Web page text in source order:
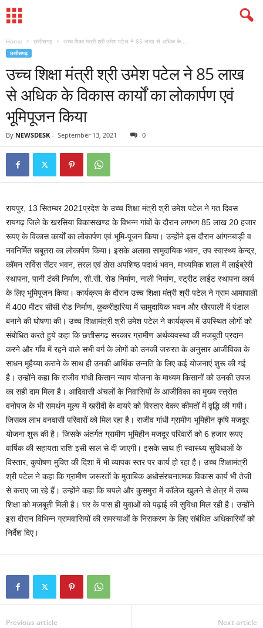
Home छत्तीसगढ़ उच्च शिक्षा मंत्री श्री उमेश पटेल ने 85 लाख से अधिक के...
छत्तीसगढ़
उच्च शिक्षा मंत्री श्री उमेश पटेल ने 85 लाख
से अधिक के विकास कार्याें का लोकार्पण एवं
भूमिपूजन किया
By NEWSDESK - September 13, 2021 0
रायपुर, 13 सितम्बर 2021प्रदेश के उच्च शिक्षा मंत्री श्री उमेश पटेल ने गत दिवस
रायगढ़ जिले के खरसिया विकासखण्ड के विभन्न गांवों के दौरान लगभग 85 लाख 20 हजार
रूपए के विकास कार्याें का लोकार्पण एवं भूमि-पूजन किया। उन्होंने इस दौरान आंगनबाड़ी व
नवनिर्मित चबूतरा का लोकार्पण किया। इसके अलावा सामुदायिक भवन, उप स्वास्थ्य केन्द्र,
कॉमन सर्विस सेंटर भवन, तरल एवं ठोस अपशिष्ठ पदार्थ भवन, माध्यमिक शाला में लाईब्रेरी
स्थापना, पानी टंकी निर्माण, सी.सी. रोड निर्माण, नाली निर्माण, स्ट्रीट लाईट स्थापना कार्य
के लिए भूमिपूजन किया। कार्यक्रम के दौरान उच्च शिक्षा मंत्री श्री पटेल ने ग्राम आमापाली
में 400 मीटर सीसी रोड निर्माण, कुकरीझरिया में सामुदायिक भवन और खैरपाली में पंडाल
बनाने की घोषणा की। उच्च शिक्षामंत्री श्री उमेश पटेल ने कार्यक्रम में उपस्थित लोगों को
संबोधित करते हुये कहा कि छत्तीसगढ़ सरकार ग्रामीण अर्थव्यवस्था की मजबूती प्रदान
करने और गाँव में रहने वाले सभी वर्ग के लोगों को उनकी जरुरत के अनुसार आजीविका के
साधन मुहैय्या कराने के साथ ही उनकी आर्थिक उन्नति के लिए कई योजनाएं शुरू की गई
है। उन्होंने कहा कि राजीव गांधी किसान न्याय योजना के माध्यम किसानों को उनकी उपज
का सही दाम मिला है। आदिवासी अंचलों के निवासियों के आजीविका का मुख्य स्त्रोत
वनोपज के भी समर्थन मूल्य में खरीदी के दायरे को विस्तार देकर कीमतों में वृद्धि की गयी।
जिसका लाभ वनवासी परिवारों को मिल रहा है। राजीव गांधी ग्रामीण भूमिहीन कृषि मजदूर
योजना शुरू की है। जिसके अंतर्गत ग्रामीण भूमिहीन मजदूर परिवारों को 6 हजार रूपए
वार्षिक की सहायता राशि इसी साल से दी जाएगी। इसके साथ ही स्वास्थ्य सुविधाओं के
विस्तार, कुपोषण मुक्ति की दिशा में भी व्यापक स्तर पर कार्य हो रहा है। उच्च शिक्षामंत्री
श्री पटेल ने कहा कि ग्रामीण जरूरतों के मुताबिक अधोसंरचनात्मक विकास कार्य भी तेजी
से कराए जा रहे हैं। उन्होंने कहा कि चपले और कुसमुरा में कॉलेज खुलने से क्षेत्र में उच्च
शिक्षा को मजबूती मिली है। घर के पास ही युवाओं को पढ़ाई की सुविधा मिल रही है। उन्होंने
इस दौरान विभिन्न ग्रामवासियों की समस्याओं के निराकरण के लिए संबंधित अधिकारियों को
निर्देश दिए।
Previous article Next article